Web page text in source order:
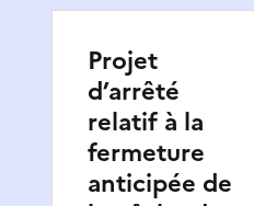
Projet
d’arrêté
relatif à la
fermeture
anticipée de